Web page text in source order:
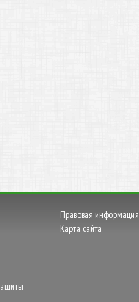
Правовая информация
Карта сайта